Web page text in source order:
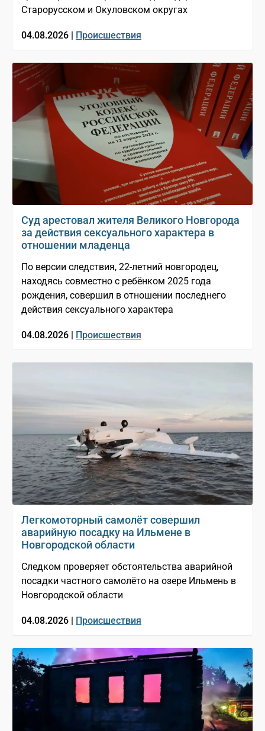
Старорусском и Окуловском округах
04.08.2026 | Происшествия
Суд арестовал жителя Великого Новгорода
за действия сексуального характера в
отношении младенца
По версии следствия, 22-летний новгородец,
находясь совместно с ребёнком 2025 года
рождения, совершил в отношении последнего
действия сексуального характера
04.08.2026 | Происшествия
Легкомоторный самолёт совершил
аварийную посадку на Ильмене в
Новгородской области
Следком проверяет обстоятельства аварийной
посадки частного самолёто на озере Ильмень в
Новгородской области
04.08.2026 | Происшествия